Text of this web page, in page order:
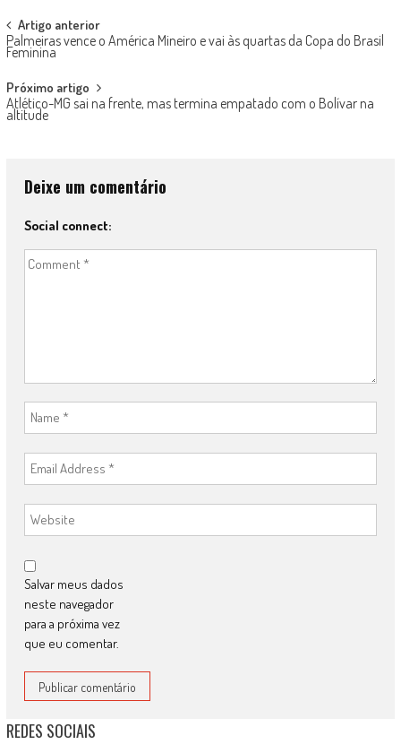
Post
navigation
Artigo anterior
Palmeiras vence o América Mineiro e vai às quartas da Copa do Brasil
Feminina
Próximo artigo
Atlético-MG sai na frente, mas termina empatado com o Bolívar na
altitude
Deixe um comentário
Social connect:
Salvar meus dados
neste navegador
para a próxima vez
que eu comentar.
REDES SOCIAIS